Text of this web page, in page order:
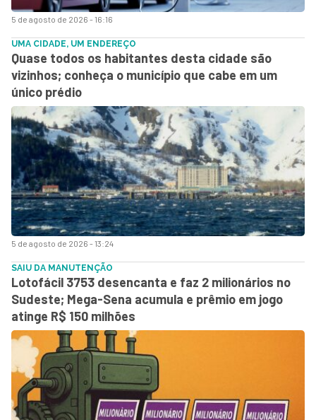
5 de agosto de 2026 - 16:16
5 de agosto de 2026 - 13:24
UMA CIDADE, UM ENDEREÇO
Quase todos os habitantes desta cidade são
vizinhos; conheça o município que cabe em um
único prédio
SAIU DA MANUTENÇÃO
Lotofácil 3753 desencanta e faz 2 milionários no
Sudeste; Mega-Sena acumula e prêmio em jogo
atinge R$ 150 milhões